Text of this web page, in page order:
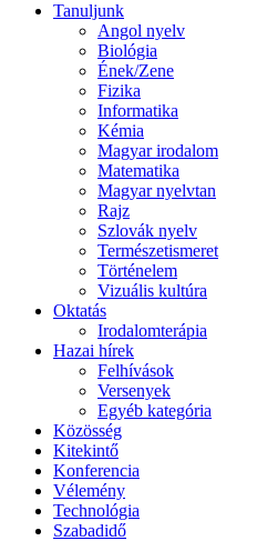
Tanuljunk
Angol nyelv
Biológia
Ének/Zene
Fizika
Informatika
Kémia
Magyar irodalom
Matematika
Magyar nyelvtan
Rajz
Szlovák nyelv
Természetismeret
Történelem
Vizuális kultúra
Oktatás
Irodalomterápia
Hazai hírek
Felhívások
Versenyek
Egyéb kategória
Közösség
Kitekintő
Konferencia
Vélemény
Technológia
Szabadidő